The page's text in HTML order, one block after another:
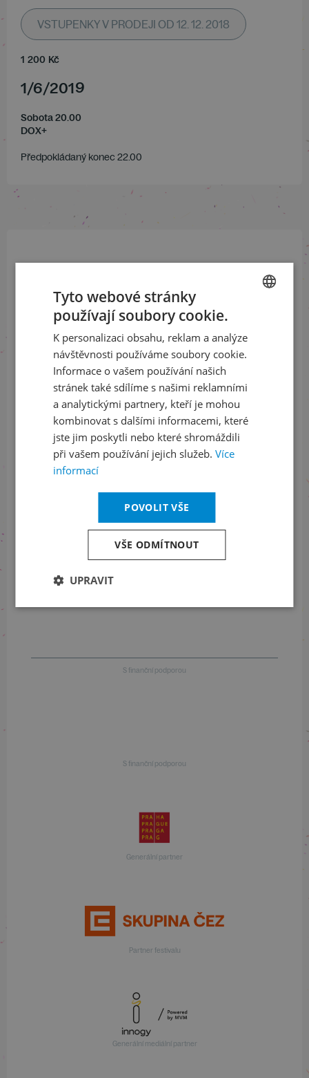
VSTUPENKY V PRODEJI OD 12. 12. 2018
1 200 Kč
1/6/2019
Sobota 20.00
DOX+
Předpokládaný konec 22.00
Přihlaste se k našemu newsletteru
ODEBÍRAT NEWSLETTER
Sledujte nás na sociálních sítích
LinkedInflickr
Informace o stavu objednávek
+420 461 049 232
S finanční podporou
S finanční podporou
Generální partner
Partner festivalu
Generální mediální partner
ENGLISH
Tyto webové stránky
používají soubory cookie.
K personalizaci obsahu, reklam a analýze
návštěvnosti používáme soubory cookie.
Informace o vašem používání našich
stránek také sdílíme s našimi reklamními
a analytickými partnery, kteří je mohou
kombinovat s dalšími informacemi, které
jste jim poskytli nebo které shromáždili
při vašem používání jejich služeb. Více
informací
POVOLIT VŠE
VŠE ODMÍTNOUT
UPRAVIT